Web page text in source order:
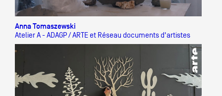
Anna Tomaszewski
Atelier A - ADAGP / ARTE et Réseau documents d'artistes